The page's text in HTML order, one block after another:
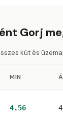
Gorj
kút és
MIN
4.56